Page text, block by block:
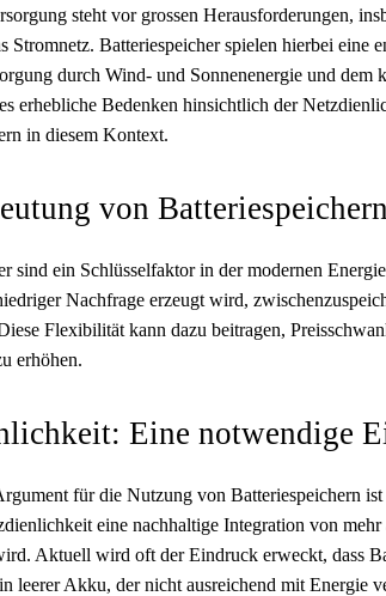
steht vor grossen Herausforderungen,
Stromnetz. Batteriespeicher spielen hierbei eine
durch Wind- und Sonnenenergie und dem
erhebliche Bedenken hinsichtlich der
in diesem Kontext.
von Batteriespeichern
sind ein Schlüsselfaktor in der modernen
Nachfrage erzeugt wird,
Flexibilität kann dazu beitragen,
erhöhen.
Eine notwendige
für die Nutzung von Batteriespeichern
eine nachhaltige Integration von
Aktuell wird oft der Eindruck erweckt, dass
leerer Akku, der nicht ausreichend mit Energie